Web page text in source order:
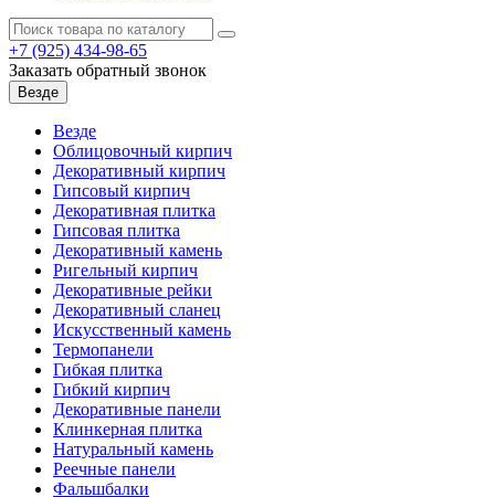
+7 (925) 434-98-65
Заказать обратный звонок
Везде
Везде
Облицовочный кирпич
Декоративный кирпич
Гипсовый кирпич
Декоративная плитка
Гипсовая плитка
Декоративный камень
Ригельный кирпич
Декоративные рейки
Декоративный сланец
Искусственный камень
Термопанели
Гибкая плитка
Гибкий кирпич
Декоративные панели
Клинкерная плитка
Натуральный камень
Реечные панели
Фальшбалки